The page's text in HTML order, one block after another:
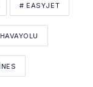
# EASYJET